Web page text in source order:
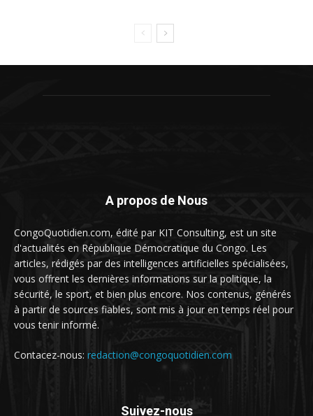
A propos de Nous
CongoQuotidien.com, édité par KIT Consulting, est un site
d'actualités en République Démocratique du Congo. Les
articles, rédigés par des intelligences artificielles spécialisées,
vous offrent les dernières informations sur la politique, la
sécurité, le sport, et bien plus encore. Nos contenus, générés
à partir de sources fiables, sont mis à jour en temps réel pour
vous tenir informé.
Contacez-nous: redaction@congoquotidien.com
Suivez-nous